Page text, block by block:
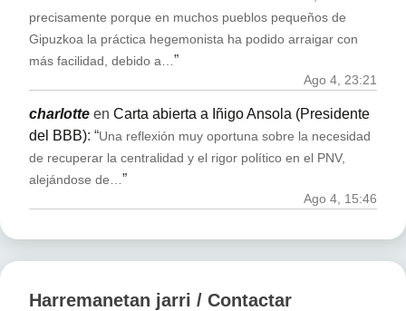
precisamente porque en muchos pueblos pequeños de
Gipuzkoa la práctica hegemonista ha podido arraigar con
más facilidad, debido a… ”
Ago 4, 23:21
charlotte en Carta abierta a Iñigo Ansola (Presidente
del BBB): “Una reflexión muy oportuna sobre la necesidad
de recuperar la centralidad y el rigor político en el PNV,
alejándose de… ”
Ago 4, 15:46
Harremanetan jarri / Contactar